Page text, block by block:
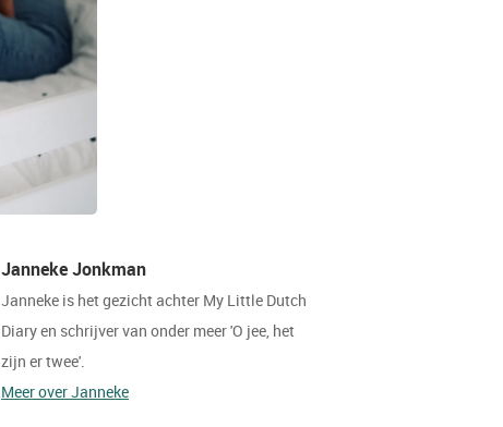
Janneke Jonkman
Janneke is het gezicht achter My Little Dutch
Diary en schrijver van onder meer 'O jee, het
zijn er twee'.
Meer over Janneke